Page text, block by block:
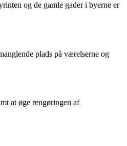
og de gamle gader i byerne er
plads på værelserne og
at øge rengøringen af